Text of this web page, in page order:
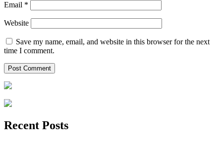
Email *
Website
Save my name, email, and website in this browser for the next
time I comment.
Recent Posts